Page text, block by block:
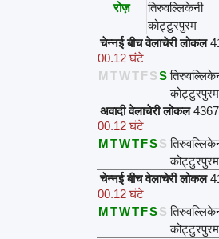
रोज़
तिरुवल्लिकेनी
कोट्टुरपुरम
चेन्नई बीच वेलाचेरी लोकल
00.12 घंटे
M TWTFSS
कोट्टुरपुरम
अवादी वेलाचेरी लोकल
00.12 घंटे
MTWTFSS
कोट्टुरपुरम
चेन्नई बीच वेलाचेरी लोकल
00.12 घंटे
MTWTFSS
कोट्टुरपुरम